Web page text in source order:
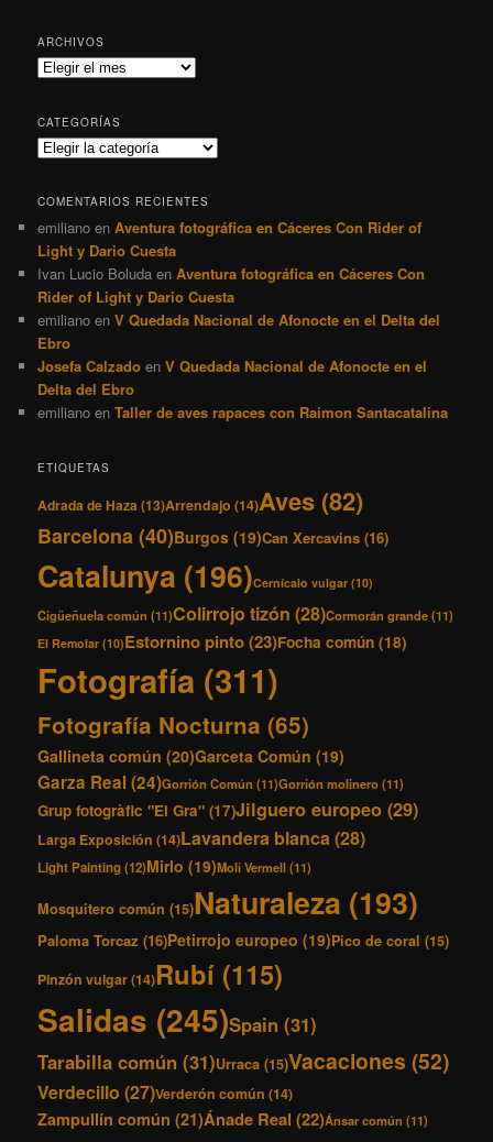
ARCHIVOS
Archivos
CATEGORÍAS
Categorías
COMENTARIOS RECIENTES
emiliano enAventura fotográfica en Cáceres Con Rider of
Light y Dario Cuesta
Ivan Lucio Boluda enAventura fotográfica en Cáceres Con
Rider of Light y Dario Cuesta
emiliano enV Quedada Nacional de Afonocte en el Delta del
Ebro
Josefa Calzado enV Quedada Nacional de Afonocte en el
Delta del Ebro
emiliano enTaller de aves rapaces con Raimon Santacatalina
ETIQUETAS
Adrada de Haza (13)Arrendajo (14)Aves (82)
Barcelona(40)Burgos (19)Can Xercavins (16)
Catalunya (196)Cernícalo vulgar (10)
Cigüeñuela común (11)Colirrojo tizón (28)Cormorán grande(11)
El Remolar (10)Estornino pinto(23)Focha común (18)
Fotografía (311)
Fotografía Nocturna (65)
Gallineta común (20)Garceta Común (19)
Garza Real(24)Gorrión Común (11)Gorrión molinero(11)
Grup fotogràfic "El Gra" (17)Jilguero europeo (29)
Larga Exposición (14)Lavandera blanca (28)
Light Painting(12)Mirlo (19)Molí Vermell(11)
Mosquitero común (15)Naturaleza (193)
Paloma Torcaz (16)Petirrojo europeo (19)Pico de coral (15)
Pinzón vulgar(14)Rubí (115)
Salidas (245)Spain (31)
Tarabilla común (31)Urraca (15)Vacaciones (52)
Verdecillo (27)Verderón común (14)
Zampullín común (21)Ánade Real (22)Ánsar común (11)